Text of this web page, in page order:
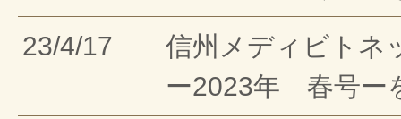
23/4/17
信州メディビトネ
ー2023年 春号ー